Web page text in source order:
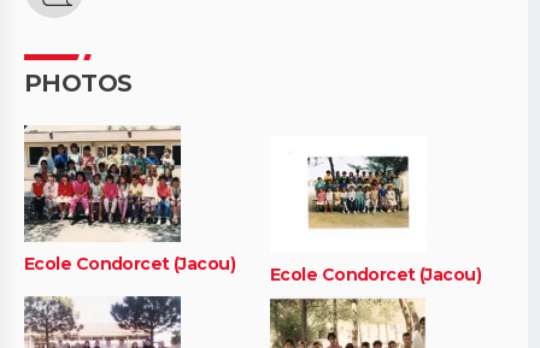
PHOTOS
Ecole Condorcet (Jacou) Ecole Condorcet (Jacou)